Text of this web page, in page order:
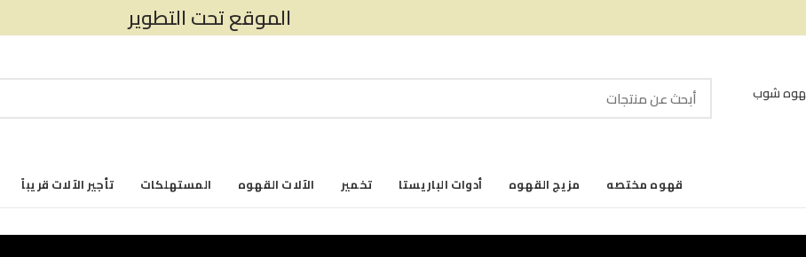
الموقع تحت التطوير
قهوه مختصه مزيج القهوه أدوات الباريستا تخمير الآلات القهوه المستهلكات تأجير الآلات قريباً